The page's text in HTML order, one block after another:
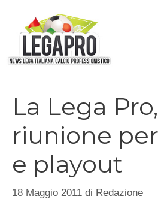
contenuto
La Lega Pro,
riunione
e playout
18 Maggio 2011 di Redazione